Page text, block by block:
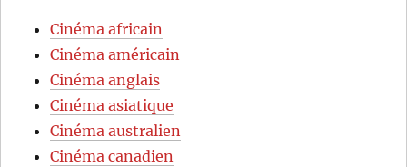
Cinéma africain
Cinéma américain
Cinéma anglais
Cinéma asiatique
Cinéma australien
Cinéma canadien